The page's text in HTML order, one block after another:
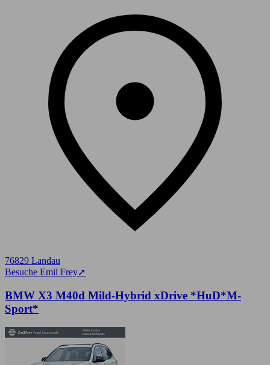
76829 Landau
Besuche Emil Frey➚
BMW X3 M40d Mild-Hybrid xDrive *HuD*M-
Sport*